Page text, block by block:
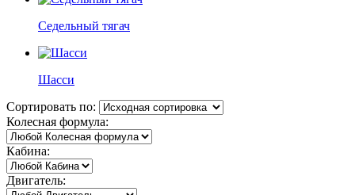
Седельный тягач
Шасси
Сортировать по:
Колесная формула:
Кабина:
Двигатель: